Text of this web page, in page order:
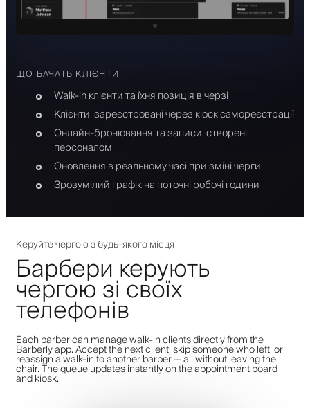
ЩО БАЧАТЬ КЛІЄНТИ
Walk-in клієнти та їхня позиція в черзі
Клієнти, зареєстровані через кіоск самореєстрації
Онлайн-бронювання та записи, створені
персоналом
Оновлення в реальному часі при зміні черги
Зрозумілий графік на поточні робочі години
Керуйте чергою з будь-якого місця
Барбери керують
чергою зі своїх
телефонів
Each barber can manage walk-in clients directly from the
Barberly app. Accept the next client, skip someone who left, or
reassign a walk-in to another barber — all without leaving the
chair. The queue updates instantly on the appointment board
and kiosk.